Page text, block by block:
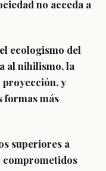
no acceda a
ecologismo del
al nihilismo, la
proyección, y
formas más
superiores a
comprometidos